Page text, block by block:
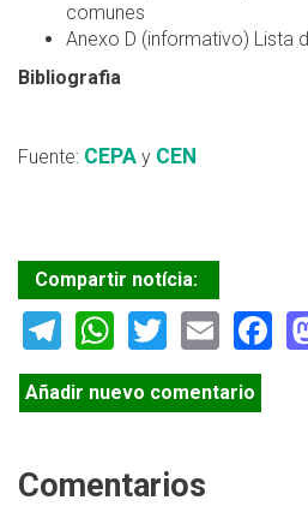
comunes
Anexo D (informativo) Lista
Bibliografia
Fuente: CEPA y CEN
Compartir notícia:
Telegram
WhatsApp
Twitter
Añadir nuevo comentario
Comentarios